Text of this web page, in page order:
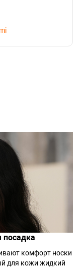
посадка
комфорт носки
для кожи жидкий